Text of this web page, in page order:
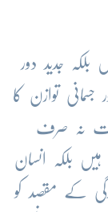
بلکہ جدید دور
توازن کا
نہ صرف
بلکہ انسان
کے مقصد کو